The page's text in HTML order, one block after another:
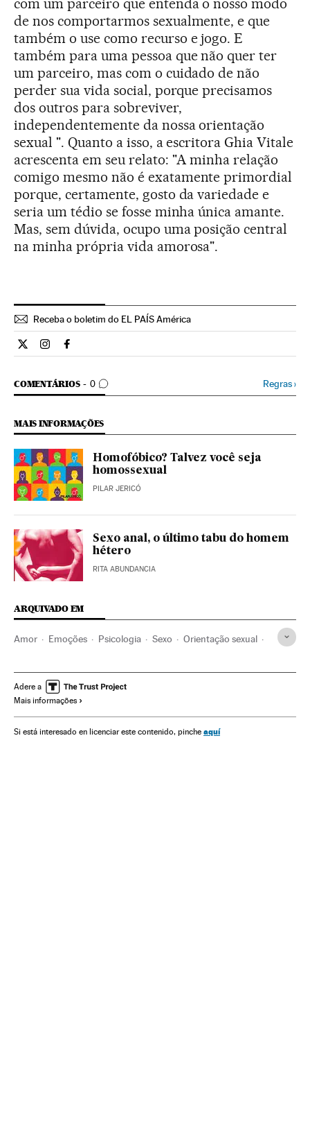
com um parceiro que entenda o nosso modo
de nos comportarmos sexualmente, e que
também o use como recurso e jogo. E
também para uma pessoa que não quer ter
um parceiro, mas com o cuidado de não
perder sua vida social, porque precisamos
dos outros para sobreviver,
independentemente da nossa orientação
sexual ". Quanto a isso, a escritora Ghia Vitale
acrescenta em seu relato: "A minha relação
comigo mesmo não é exatamente primordial
porque, certamente, gosto da variedade e
seria um tédio se fosse minha única amante.
Mas, sem dúvida, ocupo uma posição central
na minha própria vida amorosa".
Receba o boletim do EL PAÍS América
Estilo El País Brasil en Twitter
Estilo El País Brasil en Instagram
Estilo El País Brasil en Facebook
COMENTÁRIOS 0
COMENTÁRIOS Regras›
MAIS INFORMAÇÕES
Homofóbico? Talvez você seja
homossexual
PILAR JERICÓ
Sexo anal, o último tabu do homem
hétero
RITA ABUNDANCIA
ARQUIVADO EM
Amor Emoções Psicologia Sexo Orientação sexual
Estilo de vida
Adere a
Mais informações
Si está interesado en licenciar este contenido, pinche aquí